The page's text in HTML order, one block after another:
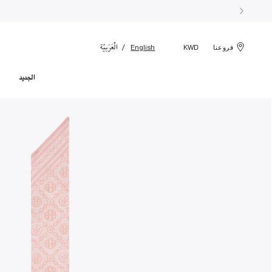
فروعنا KWD
English الْعَرَبيّة
الجديد